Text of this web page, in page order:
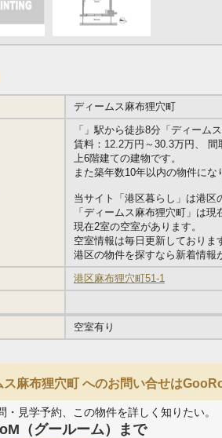
ディームス麻布狸穴町
「 」駅から徒歩8分「ディーム
賃料：12.2万円～30.3万円、 間
上6階建ての建物です。
また築年数10年以内の物件にな
当サイト「港区暮らし」は港区
「ディームス麻布狸穴町」は現
現在2室の空室があります。
空室情報は毎日更新しておりま
港区の物件を探すなら新着情報
港区麻布狸穴町51-1
空室有り
ス麻布狸穴町 へのお問い合せは
・見学予約、この物件を詳しく知りたい。
（グールーム）まで